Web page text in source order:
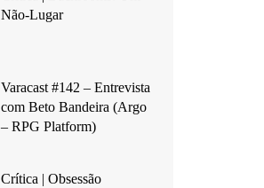
Não-Lugar
Varacast #142 – Entrevista
com Beto Bandeira (Argo
– RPG Platform)
Crítica | Obsessão